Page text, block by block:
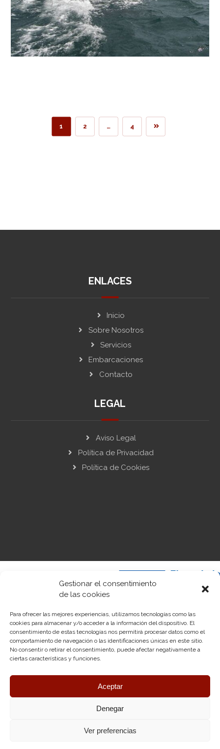
Gestionar el consentimiento
de las cookies
Para ofrecer las mejores experiencias, utilizamos tecnologías como las
cookies para almacenar y/o acceder a la información del dispositivo. El
consentimiento de estas tecnologías nos permitirá procesar datos como el
comportamiento de navegación o las identificaciones únicas en este sitio.
No consentir o retirar el consentimiento, puede afectar negativamente a
ciertas características y funciones.
Aceptar
Denegar
Ver preferencias
1 2 … 4
ENLACES
Inicio
Sobre Nosotros
Servicios
Embarcaciones
Contacto
LEGAL
Aviso Legal
Política de Privacidad
Política de Cookies
«Financiado por la Unión Europea – NextGenerationEU. Sin embargo, los
puntos de vista y las opiniones expresadas son únicamente los del autor o
autores y no reflejan necesariamente los de la Unión Europea o la
Comisión Europea. Ni la Unión Europea ni la Comisión Europea pueden
© Astilleros Polináutica 2026. Desarrollado por